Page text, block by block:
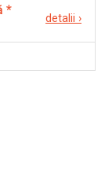
*
detalii ›